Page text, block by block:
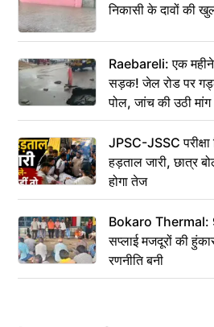
निकासी के दावों की
Raebareli: एक
सड़क! जेल रोड पर गड्ढे
पोल, जांच की उठी मांग
JPSC-JSSC
हड़ताल जारी, छात्र
होगा तेज
Bokaro Thermal:
सप्लाई मजदूरों की
रणनीति बनी